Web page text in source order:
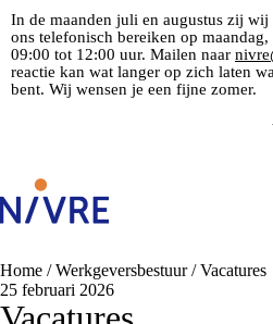
In de maanden juli en augustus zij wij
ons telefonisch bereiken op
09:00 tot 12:00 uur. Mailen naar
reactie kan wat langer op zich laten
bent. Wij wensen je een fijne zomer.
Home /Werkgeversbestuur/Vacatures
25 februari 2026